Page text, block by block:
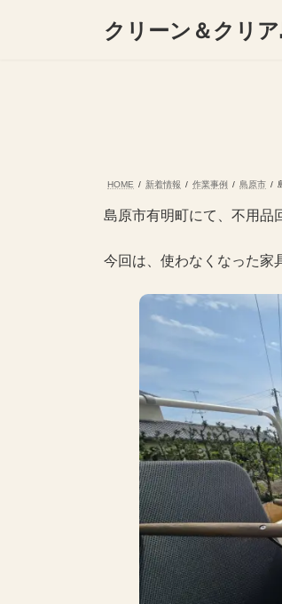
クリーン＆クリ
HOME 新着情報 作業事例 島原市
島原市有明町にて、不用品
今回は、使わなくなった家